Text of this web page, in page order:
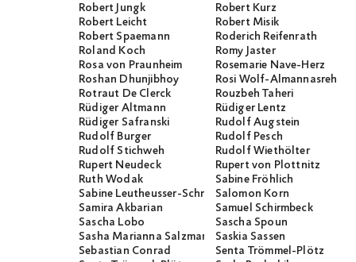
Robert Jungk
Robert Kurz
Robert Leicht
Robert Misik
Robert Spaemann
Roderich Reifenrath
Roland Koch
Romy Jaster
Rosa von Praunheim
Rosemarie Nave-Herz
Roshan Dhunjibhoy
Rosi Wolf-Almannasreh
Rotraut De Clerck
Rouzbeh Taheri
Rüdiger Altmann
Rüdiger Lentz
Rüdiger Safranski
Rudolf Augstein
Rudolf Burger
Rudolf Pesch
Rudolf Stichweh
Rudolf Wiethölter
Rupert Neudeck
Rupert von Plottnitz
Ruth Wodak
Sabine Fröhlich
Sabine Leutheusser-Schnarrenberger
Salomon Korn
Samira Akbarian
Samuel Schirmbeck
Sascha Lobo
Sascha Spoun
Sasha Marianna Salzmann Saskia Sassen
Sebastian Conrad
Senta Trömmel-Plötz